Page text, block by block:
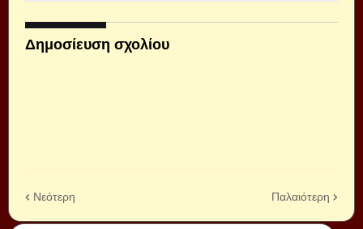
Δημοσίευση σχολίου
Νεότερη Παλαιότερη